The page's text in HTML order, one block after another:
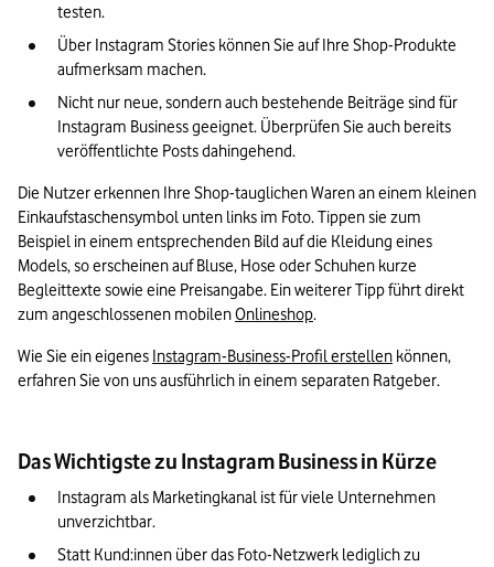
testen.
Über Instagram Stories können Sie auf Ihre Shop-Produkte
aufmerksam machen.
Nicht nur neue, sondern auch bestehende Beiträge sind für
Instagram Business geeignet. Überprüfen Sie auch bereits
veröffentlichte Posts dahingehend.
Die Nutzer erkennen Ihre Shop-tauglichen Waren an einem kleinen
Einkaufstaschensymbol unten links im Foto. Tippen sie zum
Beispiel in einem entsprechenden Bild auf die Kleidung eines
Models, so erscheinen auf Bluse, Hose oder Schuhen kurze
Begleittexte sowie eine Preisangabe. Ein weiterer Tipp führt direkt
zum angeschlossenen mobilen Onlineshop.
Wie Sie ein eigenes Instagram-Business-Profil erstellen können,
erfahren Sie von uns ausführlich in einem separaten Ratgeber.
Das Wichtigste zu Instagram Business in Kürze
Instagram als Marketingkanal ist für viele Unternehmen
unverzichtbar.
Statt Kund:innen über das Foto-Netzwerk lediglich zu